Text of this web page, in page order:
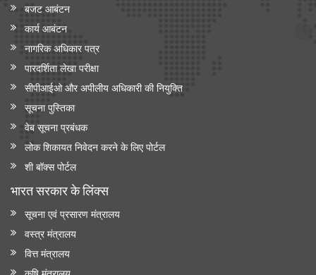
बजट आबंटन
कार्य आबंटन
नागरिक अधिकार पत्र
पारदर्शिता लेखा परीक्षा
सीपीआईओ और अपी‍लीय अधिकारी की नियुक्ति
सूचना पुस्तिका
वेब सूचना प्रबंधक
लोक शिकायत निवेदन करने के लिए पोर्टल
शी बॉक्स पोर्टल
भारत सरकार के लिंक्‍स
सूचना एवं प्रसारण मंत्रालय
वस्त्र मंत्रालय
वित्त मंत्रालय